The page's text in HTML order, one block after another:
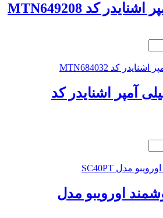
تغذیه ۳۲۰ میلی آمپر اشنایدر کد
اورویبو مدل